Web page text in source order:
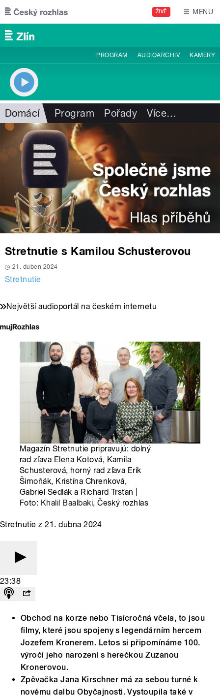
Přejít k hlavnímu obsahu
ŽIVĚ MENU
PROGRAM AUDIOARCHIV KAMERY
Domácí Program Pořady Více…
Stretnutie s Kamilou Schusterovou
21. duben 2024
Stretnutie
Největší audioportál na českém internetu
Magazín Stretnutie pripravujú: dolný
rad zľava Elena Kotová, Kamila
Schusterová, horný rad zľava Erik
Šimoňák, Kristína Chrenková,
Gabriel Sedlák a Richard Trsťan |
Foto: Khalil Baalbaki, Český rozhlas
Stretnutie z 21. dubna 2024
23:38
Obchod na korze nebo Tisícročná včela, to jsou
filmy, které jsou spojeny s legendárním hercem
Jozefem Kronerem. Letos si připomínáme 100.
výročí jeho narození s herečkou Zuzanou
Kronerovou.
Zpěvačka Jana Kirschner má za sebou turné k
novému dalbu Obyčajnosti. Vystoupila také v